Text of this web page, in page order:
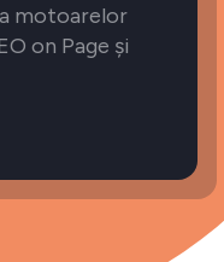
motoarelor
on Page și